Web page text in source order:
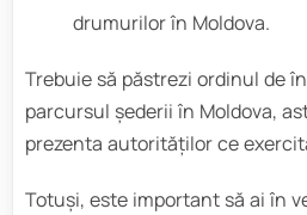
drumurilor în Moldova.
Trebuie să păstrezi ordinul de
parcursul șederii în Moldova,
prezenta autorităților ce
Totuși, este important să ai în